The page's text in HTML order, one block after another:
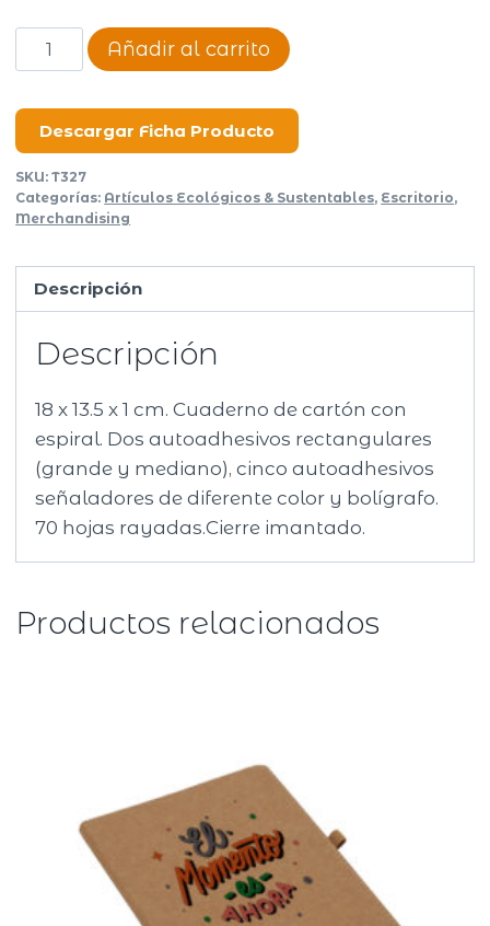
Libreta
Eco
Añadir al carrito
Descargar Ficha Producto
SKU:T327
Categorías: Artículos Ecológicos & Sustentables, Escritorio,
Merchandising
Descripción
Descripción
18 x 13.5 x 1 cm. Cuaderno de cartón con
espiral. Dos autoadhesivos rectangulares
(grande y mediano), cinco autoadhesivos
señaladores de diferente color y bolígrafo.
70 hojas rayadas.Cierre imantado.
Productos relacionados